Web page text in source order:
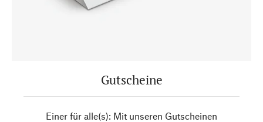
Gutscheine
Einer für alle(s): Mit unseren Gutscheinen